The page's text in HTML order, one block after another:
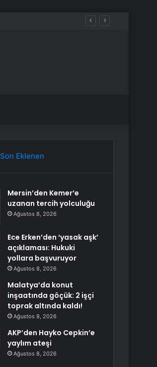
Son Eklenen
Mersin’den Kemer’e
uzanan tercih yolculuğu
Ağustos 8, 2026
Ece Erken’den ‘yasak aşk’
açıklaması: Hukuki
yollara başvuruyor
Ağustos 8, 2026
Malatya’da konut
inşaatında göçük: 2 işçi
toprak altında kaldı!
Ağustos 8, 2026
AKP’den Hayko Cepkin’e
yaylım ateşi
Ağustos 8, 2026